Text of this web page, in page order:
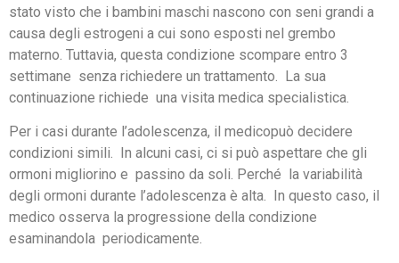
stato visto che i bambini maschi nascono con seni grandi a
causa degli estrogeni a cui sono esposti nel grembo
materno. Tuttavia, questa condizione scompare entro 3
settimane senza richiedere un trattamento. La sua
continuazione richiede una visita medica specialistica.
Per i casi durante l’adolescenza, il medicopuò decidere
condizioni simili. In alcuni casi, ci si può aspettare che gli
ormoni migliorino e passino da soli. Perché la variabilità
degli ormoni durante l’adolescenza è alta. In questo caso, il
medico osserva la progressione della condizione
esaminandola periodicamente.